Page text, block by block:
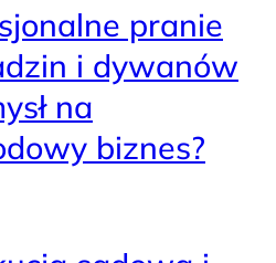
pranie
i dywanów
na
biznes?